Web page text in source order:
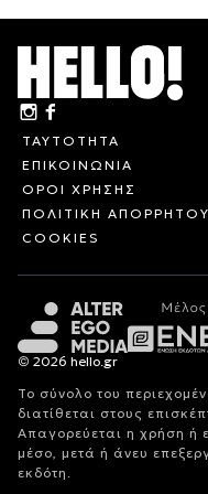
ΤΑΥΤΟΤΗΤΑ
ΕΠΙΚΟΙΝΩΝΙΑ
ΟΡΟΙ ΧΡΗΣΗΣ
ΠΟΛΙΤΙΚΗ ΑΠΟΡΡΗΤΟΥ
COOKIES
© 2026 hello.gr
Το σύνολο του
διατίθεται στους
Απαγορεύεται η χρήση ή
μέσο, μετά ή άνευ
εκδότη.